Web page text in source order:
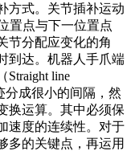
方式。关节插补运动
置点与下一位置点
节分配应变化的角
到达。机器人手爪端
line
分成很小的间隔，然
换运算。其中必须保
速度的连续性。对于
多的关键点，再运用